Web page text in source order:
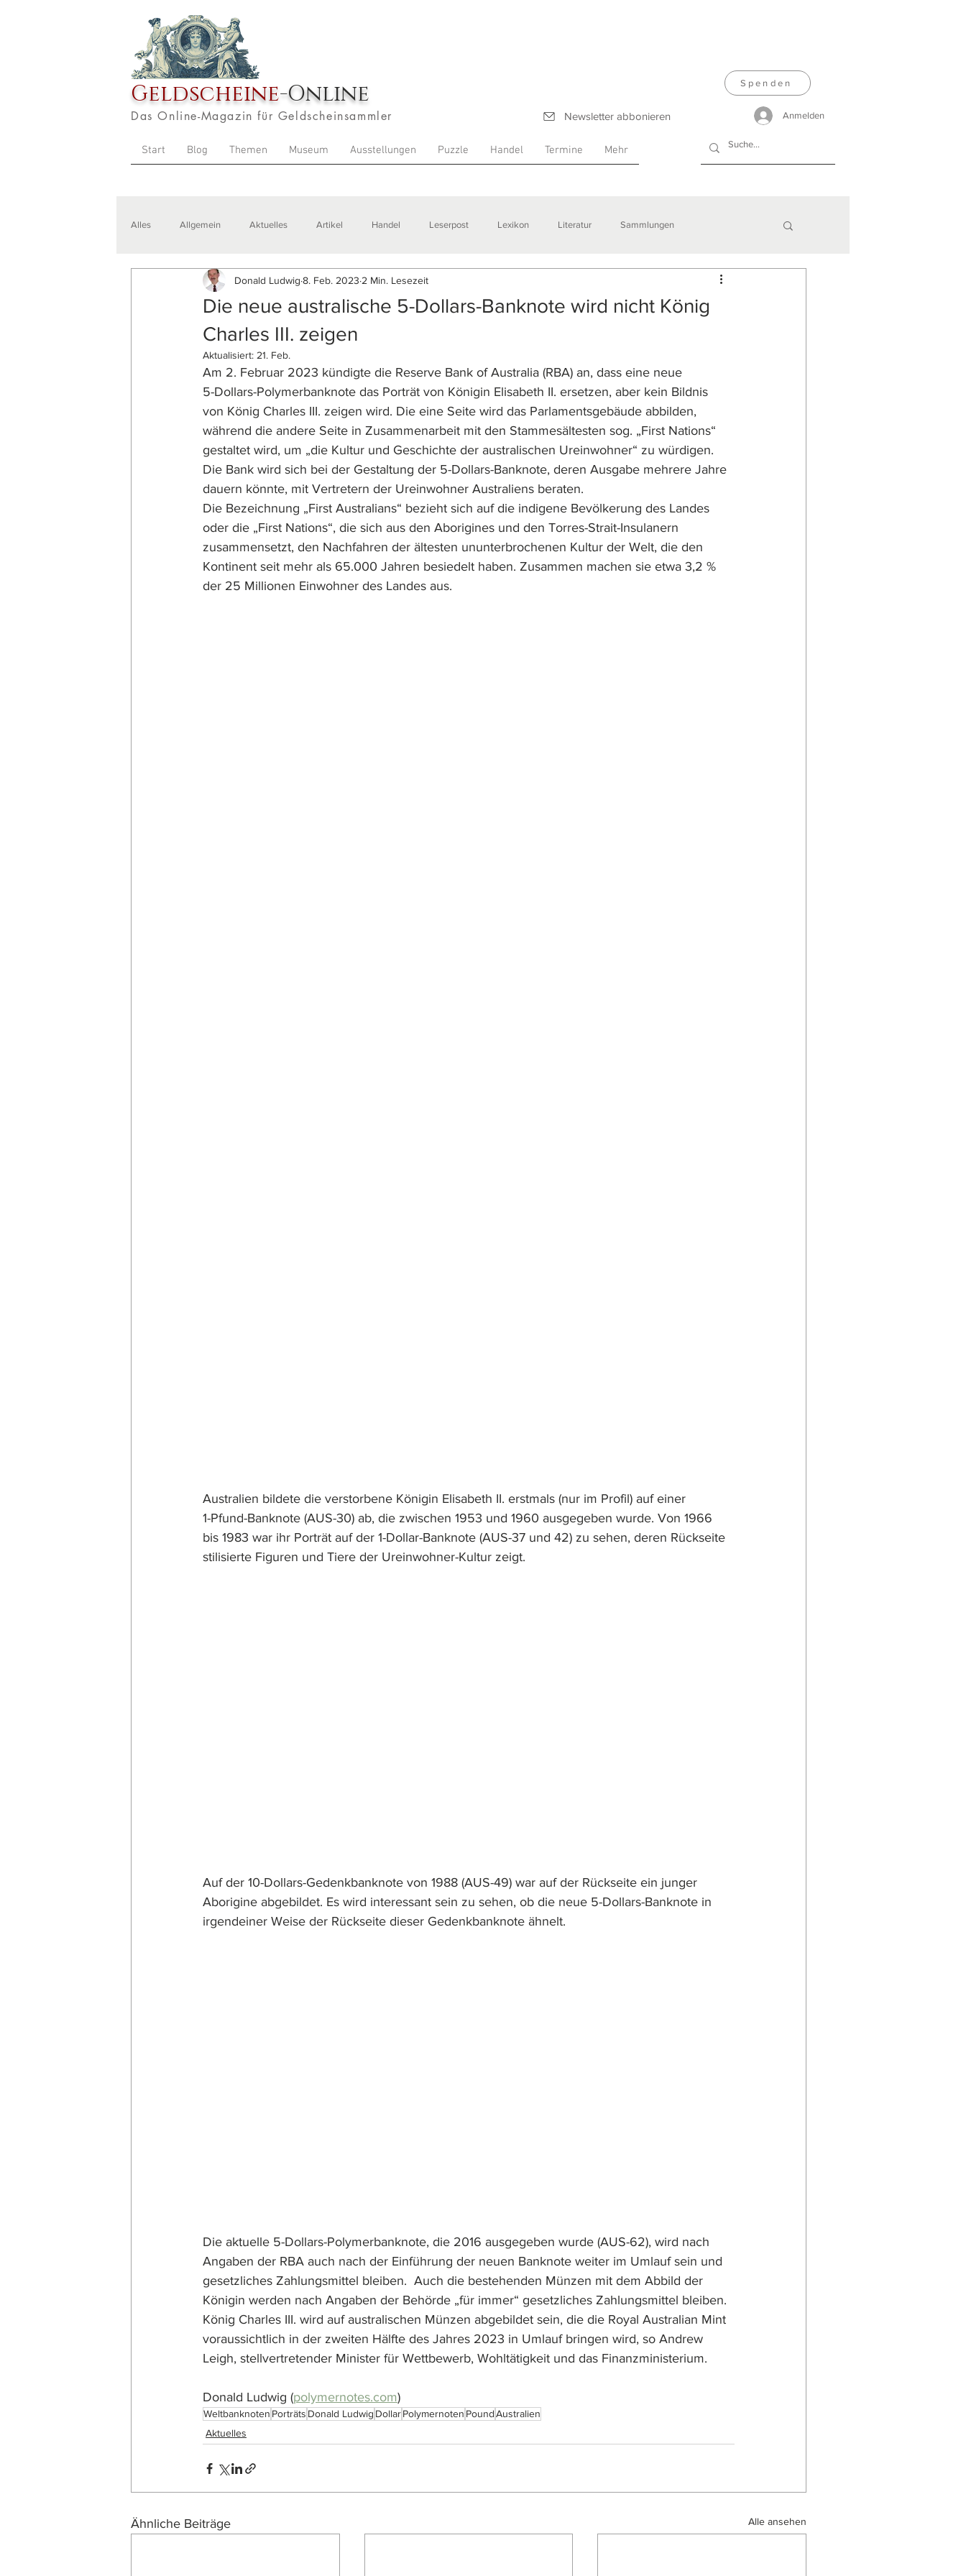
Geldscheine-Online
Das Online-Magazin für Geldscheinsammler Newsletter abbonieren
Start Blog Themen Museum Ausstellungen Puzzle Handel Termine Mehr
Spenden
Anmelden
Alles Allgemein Aktuelles Artikel Handel Leserpost Lexikon Literatur Sammlungen
Veranstaltungen Zitate Ausstellungen
Die neue australische 5-Dollars-Banknote wird nicht König
Charles III. zeigen
Donald Ludwig 8. Feb. 2023 2 Min. Lesezeit
Aktualisiert: 21. Feb.
Am 2. Februar 2023 kündigte die Reserve Bank of Australia (RBA) an, dass eine neue
5-Dollars-Polymerbanknote das Porträt von Königin Elisabeth II. ersetzen, aber kein Bildnis
von König Charles III. zeigen wird. Die eine Seite wird das Parlamentsgebäude abbilden,
während die andere Seite in Zusammenarbeit mit den Stammesältesten sog. „First Nations“
gestaltet wird, um „die Kultur und Geschichte der australischen Ureinwohner“ zu würdigen.
Die Bank wird sich bei der Gestaltung der 5-Dollars-Banknote, deren Ausgabe mehrere Jahre
dauern könnte, mit Vertretern der Ureinwohner Australiens beraten.
Die Bezeichnung „First Australians“ bezieht sich auf die indigene Bevölkerung des Landes
oder die „First Nations“, die sich aus den Aborigines und den Torres-Strait-Insulanern
zusammensetzt, den Nachfahren der ältesten ununterbrochenen Kultur der Welt, die den
Kontinent seit mehr als 65.000 Jahren besiedelt haben. Zusammen machen sie etwa 3,2 %
der 25 Millionen Einwohner des Landes aus.
Australien bildete die verstorbene Königin Elisabeth II. erstmals (nur im Profil) auf einer
1-Pfund-Banknote (AUS-30) ab, die zwischen 1953 und 1960 ausgegeben wurde. Von 1966
bis 1983 war ihr Porträt auf der 1-Dollar-Banknote (AUS-37 und 42) zu sehen, deren Rückseite
stilisierte Figuren und Tiere der Ureinwohner-Kultur zeigt.
Auf der 10-Dollars-Gedenkbanknote von 1988 (AUS-49) war auf der Rückseite ein junger
Aborigine abgebildet. Es wird interessant sein zu sehen, ob die neue 5-Dollars-Banknote in
irgendeiner Weise der Rückseite dieser Gedenkbanknote ähnelt.
Die aktuelle 5-Dollars-Polymerbanknote, die 2016 ausgegeben wurde (AUS-62), wird nach
Angaben der RBA auch nach der Einführung der neuen Banknote weiter im Umlauf sein und
gesetzliches Zahlungsmittel bleiben.  Auch die bestehenden Münzen mit dem Abbild der
Königin werden nach Angaben der Behörde „für immer“ gesetzliches Zahlungsmittel bleiben.
König Charles III. wird auf australischen Münzen abgebildet sein, die die Royal Australian Mint
voraussichtlich in der zweiten Hälfte des Jahres 2023 in Umlauf bringen wird, so Andrew
Leigh, stellvertretender Minister für Wettbewerb, Wohltätigkeit und das Finanzministerium.
Donald Ludwig (polymernotes.com)
Weltbanknoten Porträts Donald Ludwig DollarPolymernoten PoundAustralien
Aktuelles
Ähnliche Beiträge Alle ansehen